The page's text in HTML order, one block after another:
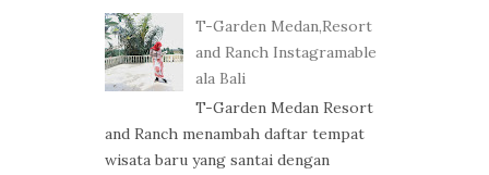
T-Garden Medan,Resort
and Ranch Instagramable
ala Bali
T-Garden Medan Resort
and Ranch menambah daftar tempat
wisata baru yang santai dengan